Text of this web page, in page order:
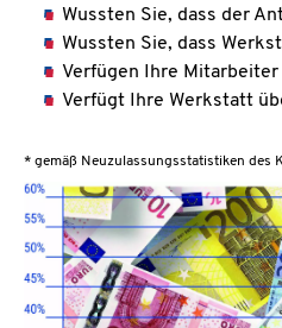
Wussten Sie, dass der
Wussten Sie, dass
Verfügen Ihre
Verfügt Ihre Werkstatt
* gemäß Neuzulassungsstatistiken des